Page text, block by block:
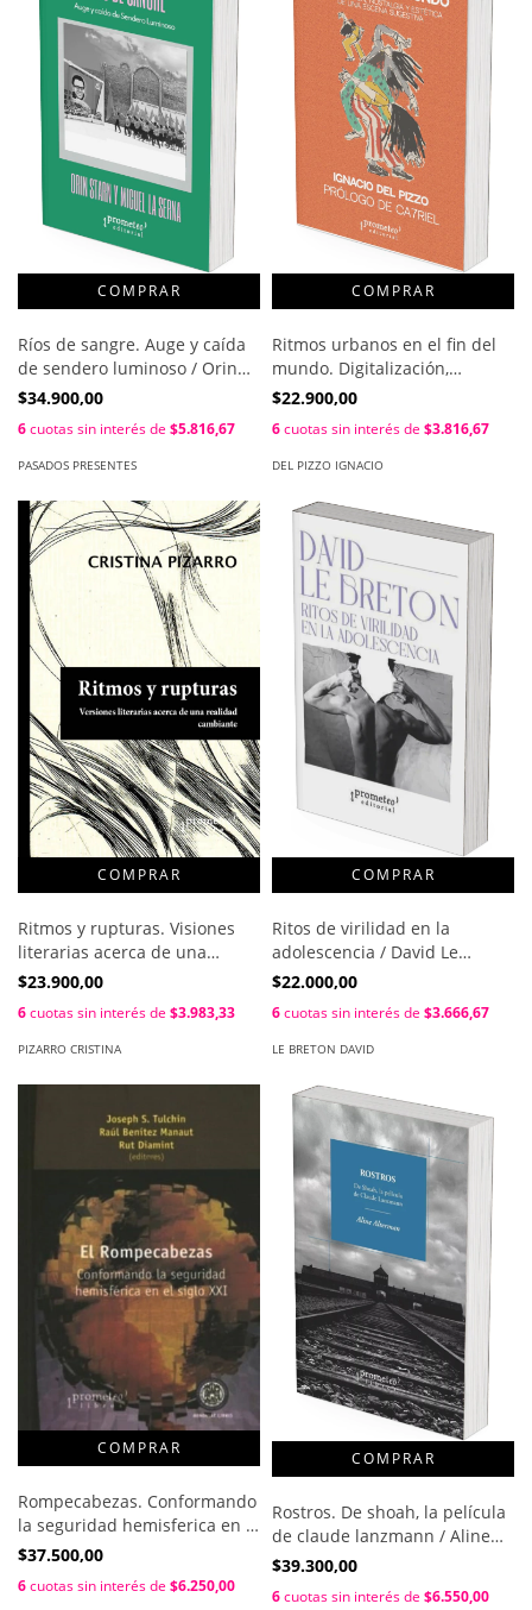
Ríos de sangre. Auge y caída
de sendero luminoso / Orin
Starn ; Miguel La Serna
$34.900,00
6cuotas sin interés de $5.816,67
PASADOS PRESENTES
Ritmos urbanos en el fin del
mundo. Digitalización,
nostalgia y estética de una
Pizzo ; Prólogo de Ca7riel
$22.900,00
6cuotas sin interés de $3.816,67
DEL PIZZO IGNACIO
Ritmos y rupturas. Visiones
literarias acerca de una
realidad / Pizarro Cristina
$23.900,00
6cuotas sin interés de $3.983,33
PIZARRO CRISTINA
Ritos de virilidad en la
adolescencia / David Le
Breton
$22.000,00
6cuotas sin interés de $3.666,67
LE BRETON DAVID
Rompecabezas. Conformando
la seguridad hemisferica en el
siglo XXI. reedición / Tulchin
Diamint Rut
$37.500,00
6cuotas sin interés de $6.250,00
Rostros. De shoah, la película
de claude lanzmann / Aline
Alterman
$39.300,00
6cuotas sin interés de $6.550,00